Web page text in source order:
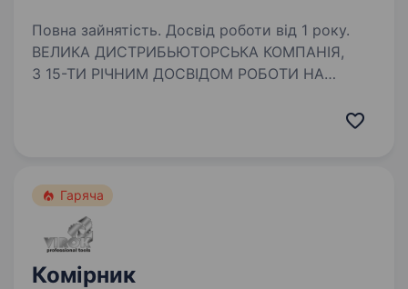
Повна зайнятість. Досвід роботи від 1 року.
ВЕЛИКА ДИСТРИБЬЮТОРСЬКА КОМПАНІЯ,
З 15-ТИ РІЧНИМ ДОСВІДОМ РОБОТИ НА
Запрошуємо вантажника-комплектувальника
Гаряча
Комірник